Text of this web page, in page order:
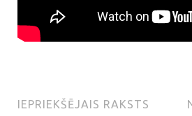
IEPRIEKŠĒJAIS RAKSTS